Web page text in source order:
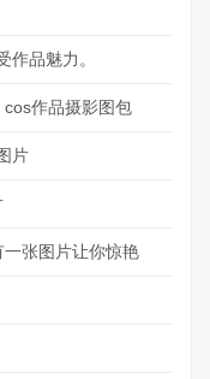
品魅力。
作品摄影图包
片
张图片让你惊艳